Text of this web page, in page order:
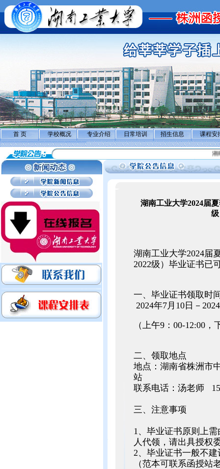
首 页 学校概况 专业介绍 日常培训 招生信息 课程安
湖
湖南工业大学2024届
湖南工业大学2024届
2022级）毕业证书已
一、毕业证书领取时
2024年7月10日－
（上午9：00-12:00，
二、领取地点
地点：湖南省株洲市
站
联系电话：汤老师
三、注意事项
1、毕业证书原则上
人代领，请出具授权
2、毕业证书一般不
（范本可联系函授站